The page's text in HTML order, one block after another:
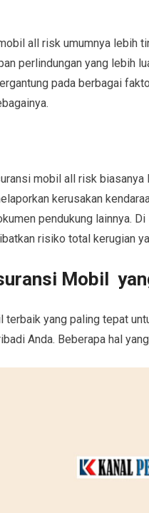
all risk umumnya lebih
perlindungan yang lebih
pada berbagai
mobil all risk
kerusakan
pendukung lainnya.
risiko total kerugian
Mobil
yang paling tepat
Anda. Beberapa hal